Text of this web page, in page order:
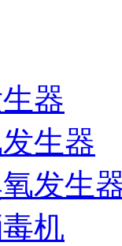
器
生器
发生
机